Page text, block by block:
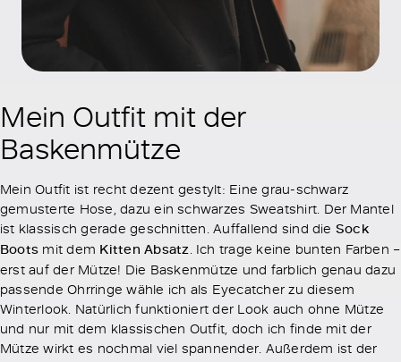
Mein Outfit mit der
Baskenmütze
Mein Outfit ist recht dezent gestylt: Eine grau-schwarz
gemusterte Hose, dazu ein schwarzes Sweatshirt. Der Mantel
ist klassisch gerade geschnitten. Auffallend sind die Sock
Boots mit dem Kitten Absatz . Ich trage keine bunten Farben –
erst auf der Mütze! Die Baskenmütze und farblich genau dazu
passende Ohrringe wähle ich als Eyecatcher zu diesem
Winterlook. Natürlich funktioniert der Look auch ohne Mütze
und nur mit dem klassischen Outfit, doch ich finde mit der
Mütze wirkt es nochmal viel spannender. Außerdem ist der